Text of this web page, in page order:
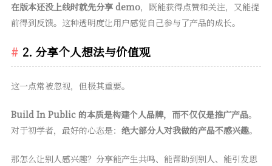
在版本还没上线时就先分享 demo，既能获得点赞和关注，又能提
前得到反馈。这种透明度让用户感觉自己参与了产品的成长。
2. 分享个人想法与价值观
这一点常被忽视，但极其重要。
Build In Public 的本质是构建个人品牌，而不仅仅是推广产品。
对于初学者，最好的心态是： 绝大部分人对我做的产品不感兴趣。
那怎么让别人感兴趣？分享能产生共鸣、能帮助到别人、能引发思